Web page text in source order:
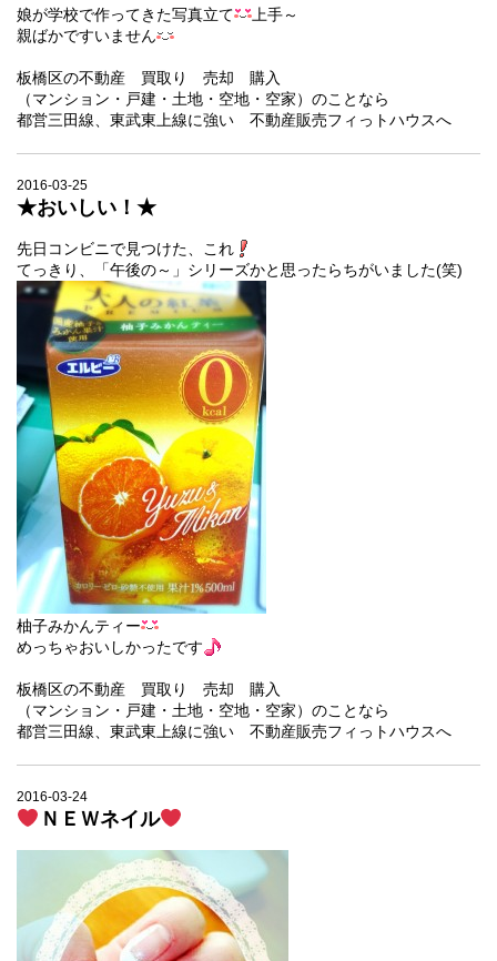
娘が学校で作ってきた写真立て
上手～
親ばかですいません
板橋区の不動産 買取り 売却 購入
（マンション・戸建・土地・空地・空家）のことなら
都営三田線、東武東上線に強い 不動産販売フィっトハウスへ
2016-03-25
★おいしい！★
先日コンビニで見つけた、これ
てっきり、「午後の～」シリーズかと思ったらちがいました(笑)
柚子みかんティー
めっちゃおいしかったです
板橋区の不動産 買取り 売却 購入
（マンション・戸建・土地・空地・空家）のことなら
都営三田線、東武東上線に強い 不動産販売フィっトハウスへ
2016-03-24
ＮＥＷネイル